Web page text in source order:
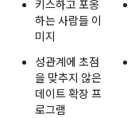
키스하고 포옹
하는 사람들 이
미지
성관계에 초점
을 맞추지 않은
데이트 확장 프
로그램